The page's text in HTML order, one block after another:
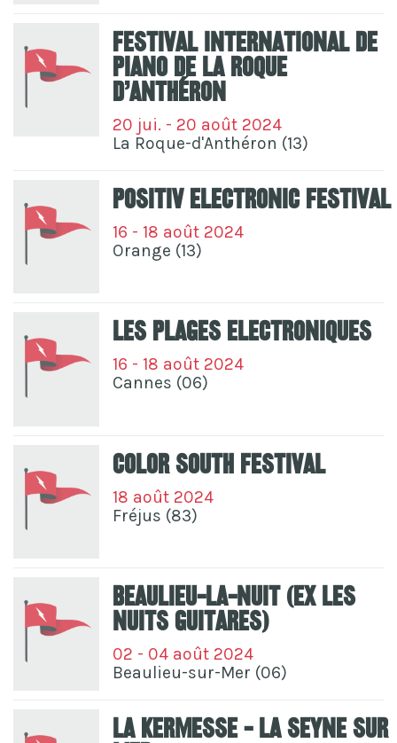
Festival International de
Piano de La Roque
d’Anthéron
20 jui. - 20 août 2024
La Roque-d'Anthéron (13)
Positiv Electronic Festival
16 - 18 août 2024
Orange (13)
Les Plages Electroniques
16 - 18 août 2024
Cannes (06)
Color South Festival
18 août 2024
Fréjus (83)
Beaulieu-La-Nuit (ex Les
Nuits Guitares)
02 - 04 août 2024
Beaulieu-sur-Mer (06)
La Kermesse - La Seyne Sur